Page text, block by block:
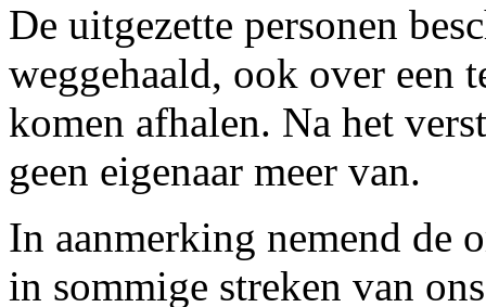
De uitgezette personen
weggehaald, ook over een
komen afhalen. Na het
geen eigenaar meer van.
In aanmerking nemend de
in sommige streken van